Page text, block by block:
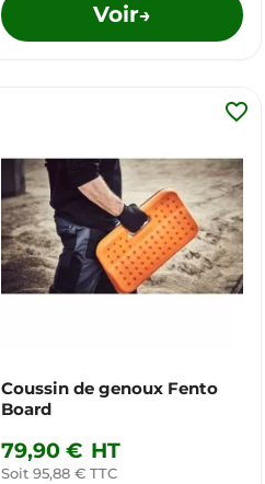
Voir→
Coussin de genoux Fento
Board
79,90 € HT
Soit 95,88 € TTC
favorite_border